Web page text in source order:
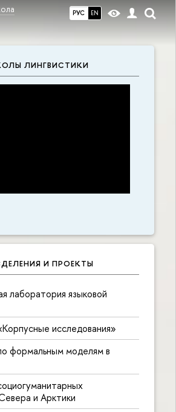
РУС EN
ЛИНГВИСТИКИ
И ПРОЕКТЫ
лаборатория языковой
исследования»
формальным моделям в
и Арктики